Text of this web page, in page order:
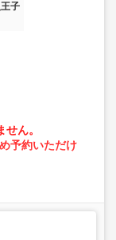
子
ん。
予約いただけ
す。これに伴